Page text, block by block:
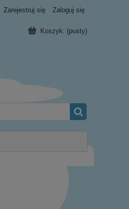
Zarejestruj się Zaloguj się
Koszyk: (pusty)